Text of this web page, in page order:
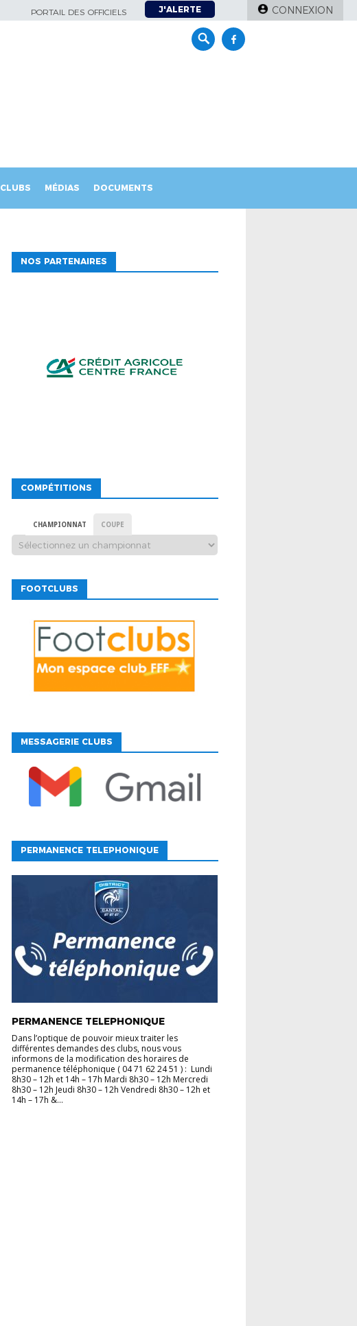
PORTAIL DES OFFICIELS J'ALERTE CONNEXION
CLUBS MÉDIAS DOCUMENTS
NOS PARTENAIRES
COMPÉTITIONS
CHAMPIONNAT COUPE
FOOTCLUBS
MESSAGERIE CLUBS
PERMANENCE TELEPHONIQUE
PERMANENCE TELEPHONIQUE
Dans l’optique de pouvoir mieux traiter les
différentes demandes des clubs, nous vous
informons de la modification des horaires de
permanence téléphonique ( 04 71 62 24 51 ) : Lundi
8h30 – 12h et 14h – 17h Mardi 8h30 – 12h Mercredi
8h30 – 12h Jeudi 8h30 – 12h Vendredi 8h30 – 12h et
14h – 17h &...